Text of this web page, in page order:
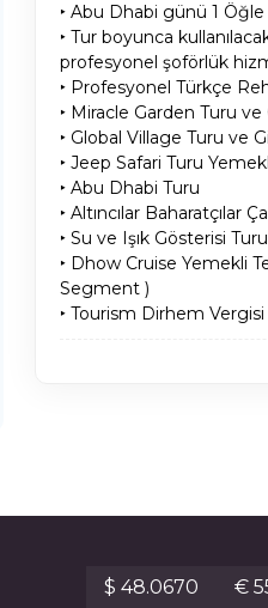
‣ Abu Dhabi günü 1
‣ Tur boyunca
profesyonel şoförlük
‣ Profesyonel Türkçe
‣ Miracle Garden Turu ve
‣ Global Village Turu ve
‣ Jeep Safari Turu
‣ Abu Dhabi Turu
‣ Altıncılar Baharatçılar
‣ Su ve Işık Gösterisi Turu
‣ Dhow Cruise Yemekli
Segment )
‣ Tourism Dirhem Vergisi
$ 48.0670 €